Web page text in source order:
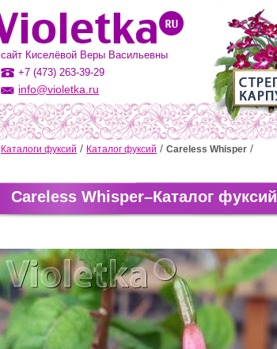
сайт Киселёвой Веры Васильевны
+7 (473) 263-39-29
info@violetka.ru
Каталоги фуксий Каталог фуксий Careless Whisper
Careless Whisper–Каталог фуксий